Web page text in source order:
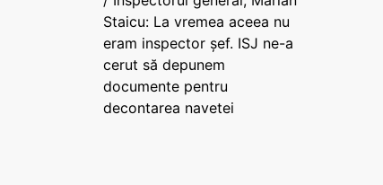
Staicu: La vremea aceea nu
eram inspector șef. ISJ ne-a
cerut să depunem
documente pentru
decontarea navetei